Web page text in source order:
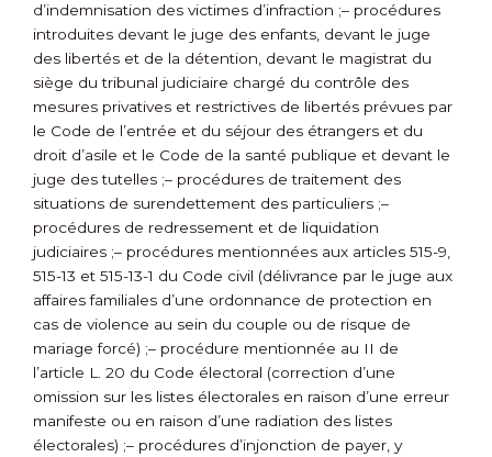
d’indemnisation des victimes d’infraction ;– procédures
introduites devant le juge des enfants, devant le juge
des libertés et de la détention, devant le magistrat du
siège du tribunal judiciaire chargé du contrôle des
mesures privatives et restrictives de libertés prévues par
le Code de l’entrée et du séjour des étrangers et du
droit d’asile et le Code de la santé publique et devant le
juge des tutelles ;– procédures de traitement des
situations de surendettement des particuliers ;–
procédures de redressement et de liquidation
judiciaires ;– procédures mentionnées aux articles 515-9,
515-13 et 515-13-1 du Code civil (délivrance par le juge aux
affaires familiales d’une ordonnance de protection en
cas de violence au sein du couple ou de risque de
mariage forcé) ;– procédure mentionnée au II de
l’article L. 20 du Code électoral (correction d’une
omission sur les listes électorales en raison d’une erreur
manifeste ou en raison d’une radiation des listes
électorales) ;– procédures d’injonction de payer, y